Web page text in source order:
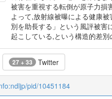
被害を重視する転倒が原子力損
よって,放射線被曝による健康
別を助長する」という風評被害
起こしている,という構造的差別
27 + 33 Twitter
pid/10451184